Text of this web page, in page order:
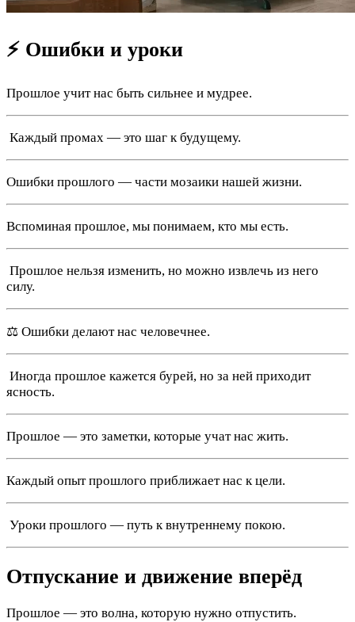
⚡ Ошибки и уроки
Прошлое учит нас быть сильнее и мудрее.
️ Каждый промах — это шаг к будущему.
Ошибки прошлого — части мозаики нашей жизни.
Вспоминая прошлое, мы понимаем, кто мы есть.
️ Прошлое нельзя изменить, но можно извлечь из него
силу.
⚖️ Ошибки делают нас человечнее.
️ Иногда прошлое кажется бурей, но за ней приходит
ясность.
Прошлое — это заметки, которые учат нас жить.
Каждый опыт прошлого приближает нас к цели.
️ Уроки прошлого — путь к внутреннему покою.
Отпускание и движение вперёд
Прошлое — это волна, которую нужно отпустить.